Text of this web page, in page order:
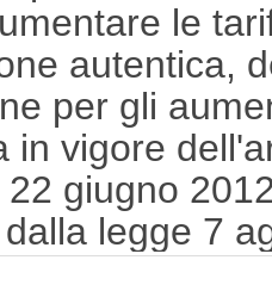
le
autentica,
per gli
in vigore
giugno
legge 7